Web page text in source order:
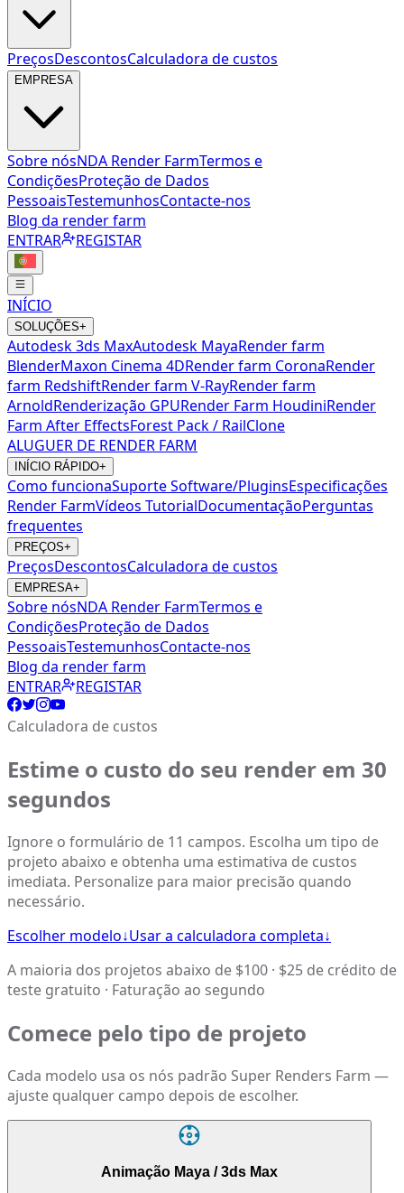
PreçosDescontosCalculadora de custos
EMPRESA
Sobre nósNDA Render FarmTermos e
CondiçõesProteção de Dados
PessoaisTestemunhosContacte-nos
Blog da render farm
ENTRAR
REGISTAR
INÍCIO
SOLUÇÕES+
Autodesk 3ds MaxAutodesk MayaRender farm
BlenderMaxon Cinema 4DRender farm CoronaRender
farm RedshiftRender farm V-RayRender farm
ArnoldRenderização GPURender Farm HoudiniRender
Farm After EffectsForest Pack / RailClone
ALUGUER DE RENDER FARM
INÍCIO RÁPIDO+
Como funcionaSuporte Software/PluginsEspecificações
Render FarmVídeos TutorialDocumentaçãoPerguntas
frequentes
PREÇOS+
PreçosDescontosCalculadora de custos
EMPRESA+
Sobre nósNDA Render FarmTermos e
CondiçõesProteção de Dados
PessoaisTestemunhosContacte-nos
Blog da render farm
ENTRAR
REGISTAR
Calculadora de custos
Estime o custo do seu render em 30
segundos
Ignore o formulário de 11 campos. Escolha um tipo de
projeto abaixo e obtenha uma estimativa de custos
imediata. Personalize para maior precisão quando
necessário.
Escolher modelo↓Usar a calculadora completa↓
A maioria dos projetos abaixo de $100 · $25 de crédito de
teste gratuito · Faturação ao segundo
Comece pelo tipo de projeto
Cada modelo usa os nós padrão Super Renders Farm —
ajuste qualquer campo depois de escolher.
Animação Maya / 3ds Max